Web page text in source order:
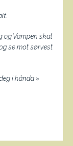
og Vampen skal
se mot sørvest
i hånda »